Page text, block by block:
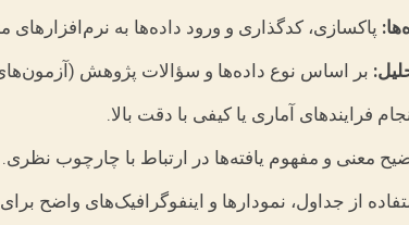
پاکسازی، کدگذاری و ورود داده‌ها به نرم‌افزارهای
بر اساس نوع داده‌ها و سؤالات پژوهش
فرایندهای آماری یا کیفی با دقت بالا.
معنی و مفهوم یافته‌ها در ارتباط با چارچوب نظری.
از جداول، نمودارها و اینفوگرافیک‌های واضح